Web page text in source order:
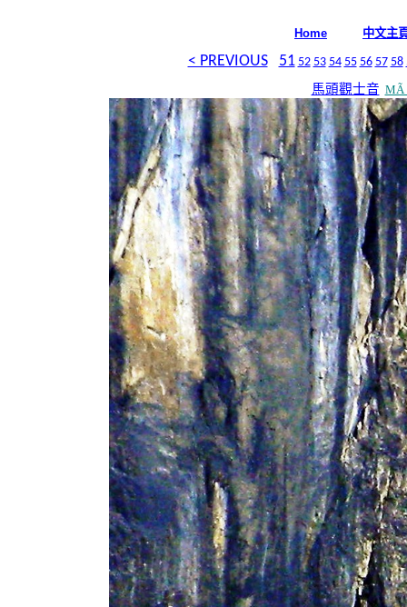
Home 中文主
< PREVIOUS 51 52 53 54 55 56 57 58
馬頭觀士音 MÃ